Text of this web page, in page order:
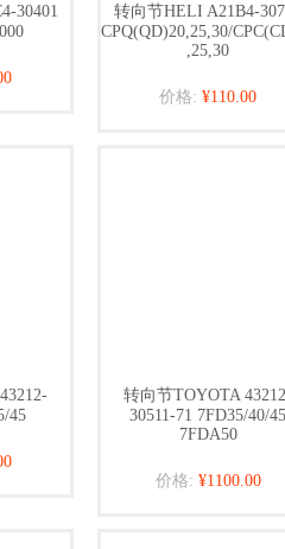
30401
转向节HELI A21B4-
CPQ(QD)20,25,30/
,25,30
价格: ¥110.00
45
转向节TOYOTA
30511-71 7FD35/40/45
7FDA50
价格: ¥1100.00